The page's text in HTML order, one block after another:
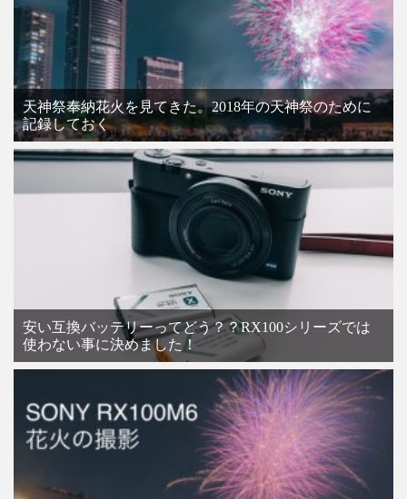
天神祭奉納花火を見てきた。2018年の天神祭のために
記録しておく
安い互換バッテリーってどう？？RX100シリーズでは
使わない事に決めました！